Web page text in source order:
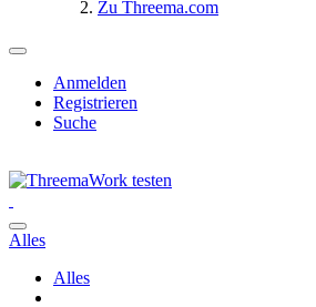
Zu Threema.com
Anmelden
Registrieren
Suche
Alles
Alles